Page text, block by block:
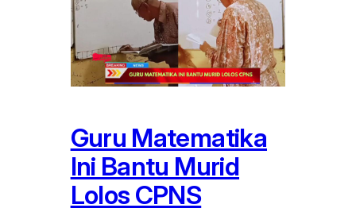
Guru Matematika
Ini Bantu Murid
Lolos CPNS